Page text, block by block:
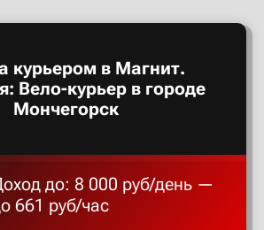
курьером в Магнит.
Вело-курьер в городе
Мончегорск
до: 8 000 руб/день —
661 руб/час